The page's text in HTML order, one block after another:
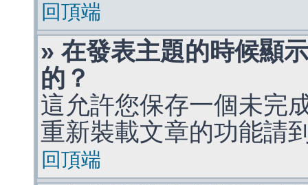
回頂端
» 在發表主題的時候顯
的？
這允許您保存一個未完
重新裝載文章的功能請
回頂端